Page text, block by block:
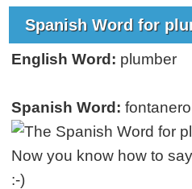
Spanish Word for
English Word: plumber
Spanish Word:
Now you know how to
:-)